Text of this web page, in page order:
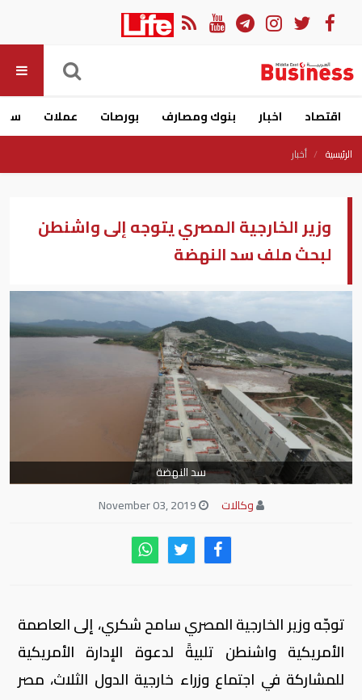
اقتصاد اخبار بنوك ومصارف بورصات عملات
الرئيسية أخبار
وزير الخارجية المصري يتوجه إلى واشنطن
لبحث ملف سد النهضة
سد النهضة
وكالات
توجّه وزير الخارجية المصري سامح شكري، إلى العاصمة
الأمريكية واشنطن تلبيةً لدعوة الإدارة الأمريكية
للمشاركة في اجتماع وزراء خارجية الدول الثلاث، مصر